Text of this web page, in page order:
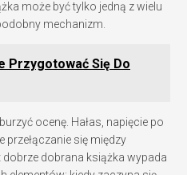
może być tylko jedną z wielu
mechanizm.
Przygotować Się Do
ocenę. Hałas, napięcie po
przełączanie się między
dobrana książka wypada